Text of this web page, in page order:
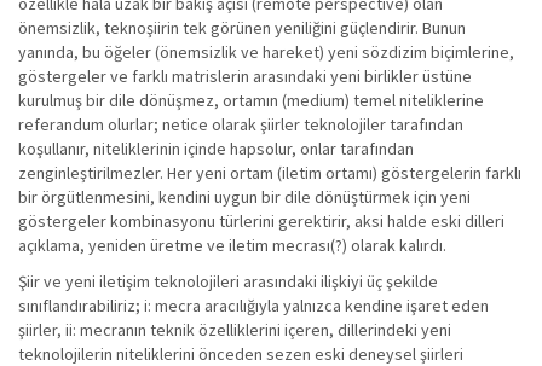
önemsizlik, teknoşiirin tek görünen yeniliğini güçlendirir. Bunun
yanında, bu öğeler (önemsizlik ve hareket) yeni sözdizim biçimlerine,
göstergeler ve farklı matrislerin arasındaki yeni birlikler üstüne
kurulmuş bir dile dönüşmez, ortamın (medium) temel niteliklerine
referandum olurlar; netice olarak şiirler teknolojiler tarafından
koşullanır, niteliklerinin içinde hapsolur, onlar tarafından
zenginleştirilmezler. Her yeni ortam (iletim ortamı) göstergelerin farklı
bir örgütlenmesini, kendini uygun bir dile dönüştürmek için yeni
göstergeler kombinasyonu türlerini gerektirir, aksi halde eski dilleri
açıklama, yeniden üretme ve iletim mecrası(?) olarak kalırdı.
Şiir ve yeni iletişim teknolojileri arasındaki ilişkiyi üç şekilde
sınıflandırabiliriz; i: mecra aracılığıyla yalnızca kendine işaret eden
şiirler, ii: mecranın teknik özelliklerini içeren, dillerindeki yeni
teknolojilerin niteliklerini önceden sezen eski deneysel şiirleri